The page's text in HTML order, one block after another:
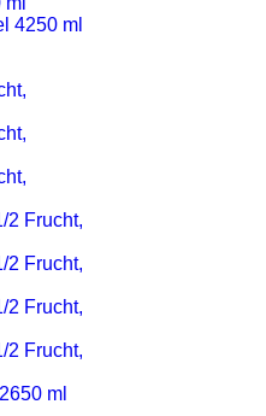
4250 ml
2 Frucht,
2 Frucht,
2 Frucht,
2 Frucht,
ml